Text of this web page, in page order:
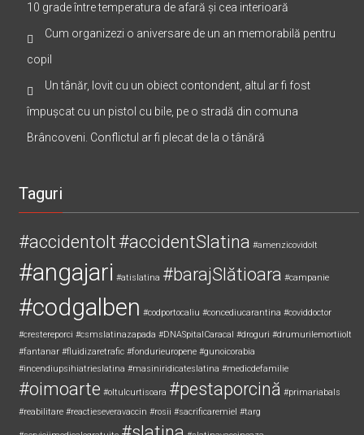
10 grade între temperatura de afară și cea interioară
Cum organizezi o aniversare de un an memorabilă pentru
copil
Un tânăr, lovit cu un obiect contondent, altul ar fi fost
împușcat cu un pistol cu bile, pe o stradă din comuna
Brâncoveni. Conflictul ar fi plecat de la o tânără
Taguri
#accidentolt #accidentSlatina #amenzicovidolt
#angajari #atislatina #barajSlătioara #campanie
#codgalben #codportocaliu #concediucarantina #coviddoctor
#crestereporci #csmslatinazapada #DNASpitalCaracal #droguri #drumurilemortiiolt
#fantanar #fluidizaretrafic #fondurieuropene #gunoicorabia
#incendiupsihiatrieslatina #masiniridicateslatina #medicdefamilie
#oimoarte #oltulcurtisoara #pestaporcină #primariabals
#reabilitare #reactieseveravaccin #rosii #sacrificaremiel #targ